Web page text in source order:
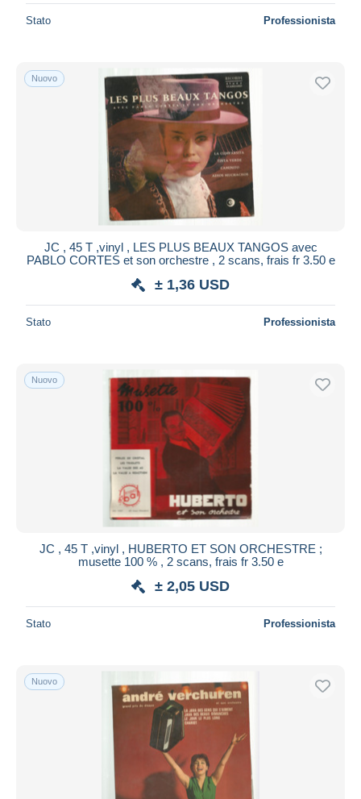
Stato Professionista
Nuovo
JC , 45 T ,vinyl , LES PLUS BEAUX TANGOS avec
PABLO CORTES et son orchestre , 2 scans, frais fr 3.50 e
± 1,36 USD
Stato Professionista
Nuovo
JC , 45 T ,vinyl , HUBERTO ET SON ORCHESTRE ;
musette 100 % , 2 scans, frais fr 3.50 e
± 2,05 USD
Stato Professionista
Nuovo